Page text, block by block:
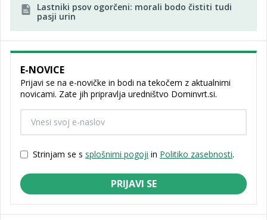
Lastniki psov ogorčeni: morali bodo čistiti tudi
pasji urin
E-NOVICE
Prijavi se na e-novičke in bodi na tekočem z aktualnimi
novicami. Zate jih pripravlja uredništvo Dominvrt.si.
Strinjam se s splošnimi pogoji in Politiko zasebnosti.
PRIJAVI SE